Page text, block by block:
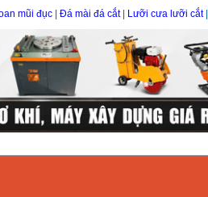
mũi đục Đá mài đá cắt| Lưỡi cưa lưỡi cắt